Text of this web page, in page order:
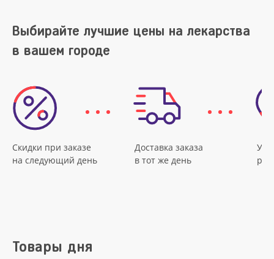
Выбирайте лучшие цены на лекарства
в вашем городе
Скидки при заказе
на следующий день
Доставка заказа
в тот же день
Товары дня